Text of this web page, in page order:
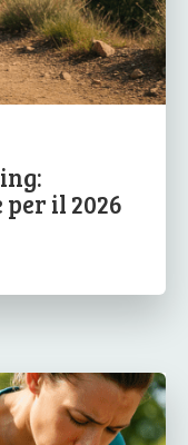
il 2026